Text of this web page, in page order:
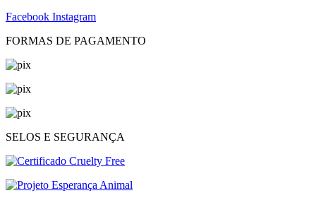
Facebook Instagram
FORMAS DE PAGAMENTO
SELOS E SEGURANÇA